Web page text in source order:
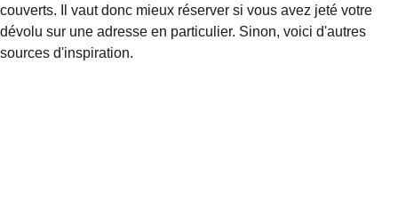
couverts. Il vaut donc mieux réserver si vous avez jeté votre
dévolu sur une adresse en particulier. Sinon, voici d'autres
sources d'inspiration.